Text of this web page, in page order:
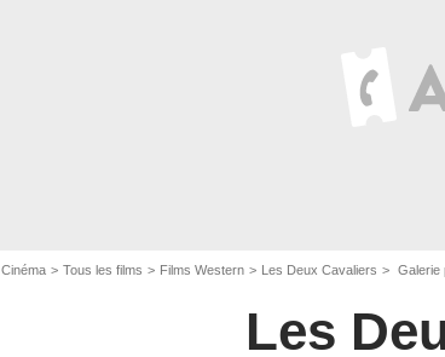
Cinéma Tous les films Films Western Les Deux Cavaliers Galerie
Les